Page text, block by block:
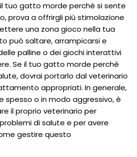
tuo gatto morde perché si sente
prova a offrirgli più stimolazione
una zona gioco nella tua
può saltare, arrampicarsi e
palline o dei giochi interattivi
Se il tuo gatto morde perché
dovrai portarlo dal veterinario
appropriati. In generale,
spesso o in modo aggressivo, è
il proprio veterinario per
di salute e per avere
gestire questo